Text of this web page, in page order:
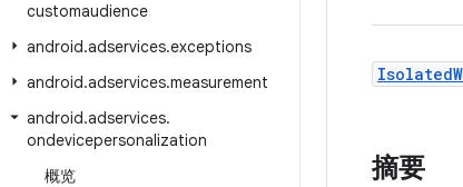
customaudience
android.adservices.exceptions
android.adservices.measurement
android.adservices.
ondevicepersonalization
概览
摘要